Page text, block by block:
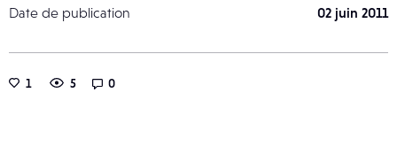
Date de publication
02 juin 2011
1 5 0